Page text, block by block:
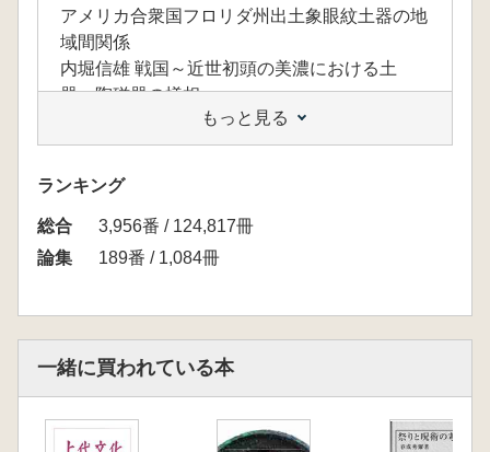
アメリカ合衆国フロリダ州出土象眼紋土器の地
域間関係
内堀信雄 戦国～近世初頭の美濃における土
器・陶磁器の様相
前田清彦 方形周溝墓の被葬者
渡辺芳郎 鹿児島県日置市美山南京皿山窯跡採
集の磁土製匣鉢
児玉 剛 岐阜県の横穴墓
桜井秀雄 住居跡から出土した石釧をめぐる一
考察 長野県小諸市野火附遺跡の事例から
についての一考察
原田 幹 焦点合成ソフトによる多焦点使用痕画
多々良穣 マヤ北部低地における「長い鈎鼻の
もっと見る
ランキング
総合
3,956番 / 124,817冊
論集
189番 / 1,084冊
一緒に買われている本